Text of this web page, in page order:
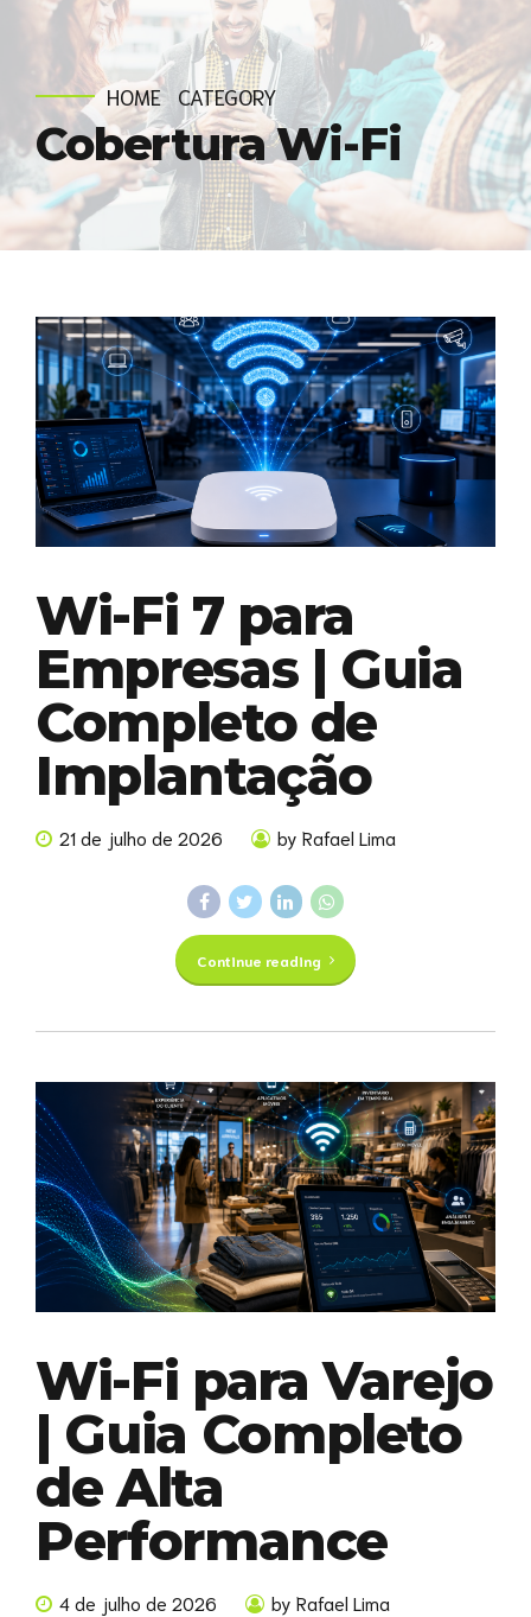
HOME CATEGORY
Cobertura Wi-Fi
Wi-Fi 7 para
Empresas | Guia
Completo de
Implantação
21 de julho de 2026 by Rafael Lima
Continue reading
Wi-Fi para Varejo
| Guia Completo
de Alta
Performance
4 de julho de 2026 by Rafael Lima